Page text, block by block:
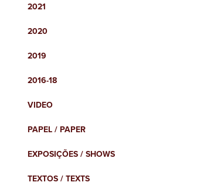
2021
2020
2019
2016-18
VIDEO
PAPEL / PAPER
EXPOSIÇÕES / SHOWS
TEXTOS / TEXTS